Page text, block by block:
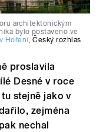
architektonickým
bylo postaveno ve
Hoření,Český rozhlas
proslavila
Desné v roce
stejně jako v
zejména
nechal